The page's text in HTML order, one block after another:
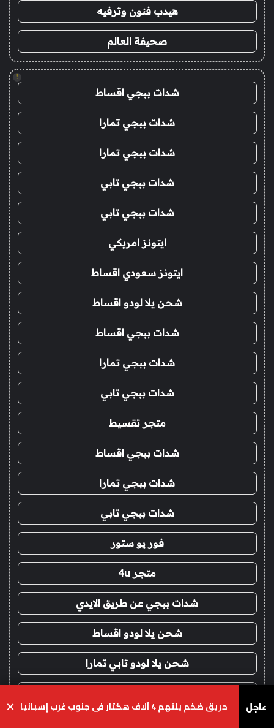
هيدب فنون وترفيه
صحيفة العالم
!
شدات ببجي اقساط
شدات ببجي تمارا
شدات ببجي تمارا
شدات ببجي تابي
شدات ببجي تابي
ايتونز امريكي
ايتونز سعودي اقساط
شحن يلا لودو اقساط
شدات ببجي اقساط
شدات ببجي تمارا
شدات ببجي تابي
متجر تقسيط
شدات ببجي اقساط
شدات ببجي تمارا
شدات ببجي تابي
فور يو ستور
متجر 4u
شدات ببجي عن طريق الايدي
شحن يلا لودو اقساط
شحن يلا لودو تابي تمارا
عاجل حريق ضخم يلتهم 4 آلاف هكتار في جنوب غرب إسبانيا ×